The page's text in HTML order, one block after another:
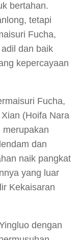
bertahan.
tetapi
Fucha,
dan baik
kepercayaan
Fucha,
(Hoifa Nara
merupakan
dan
naik pangkat
yang luar
Kekaisaran
dengan